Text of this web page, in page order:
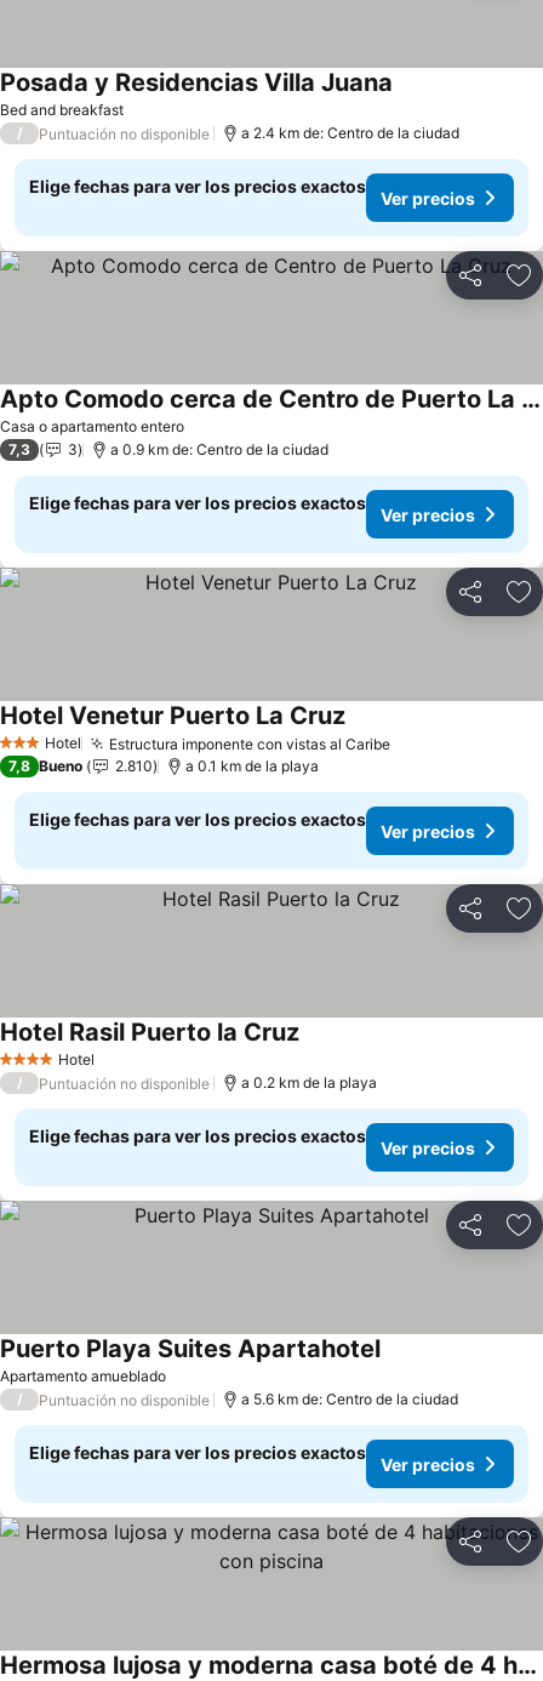
Bed and breakfast
Posada y Residencias Villa Juana
/ Puntuación no disponible a 2.4 km de: Centro de la ciudad
Elige fechas para ver los precios exactos
Ver precios
Compartir
Casa o apartamento entero
Apto Comodo cerca de Centro de Puerto La Cruz
7,3 3 a 0.9 km de: Centro de la ciudad
Elige fechas para ver los precios exactos
Ver precios
Compartir
3 Estrellas
Hotel Estructura imponente con vistas al Caribe
Hotel Venetur Puerto La Cruz
7,8 Bueno 2.810 a 0.1 km de la playa
Elige fechas para ver los precios exactos
Ver precios
Compartir
4 EstrellasHotel
Hotel Rasil Puerto la Cruz
/ Puntuación no disponible a 0.2 km de la playa
Elige fechas para ver los precios exactos
Ver precios
Compartir
Apartamento amueblado
Puerto Playa Suites Apartahotel
/ Puntuación no disponible a 5.6 km de: Centro de la ciudad
Elige fechas para ver los precios exactos
Ver precios
Compartir
Hermosa lujosa y moderna casa boté de 4 habitaciones con piscina